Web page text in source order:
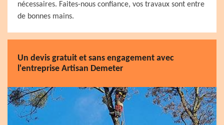
nécessaires. Faites-nous confiance, vos travaux sont entre
de bonnes mains.
Un devis gratuit et sans engagement avec
l'entreprise Artisan Demeter